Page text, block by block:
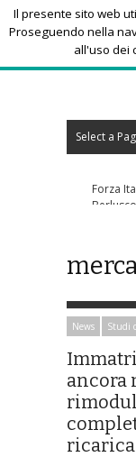
Select a
Forza
News Studi
ancora
ricarica
Il presente sito web
Proseguendo nella
all'uso dei